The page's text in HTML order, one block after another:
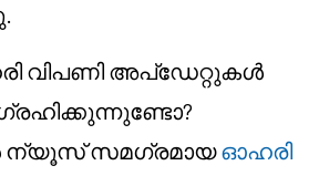
വിപണി അപ്‌ഡേറ്റുകൾ
സമഗ്രമായഓഹരി